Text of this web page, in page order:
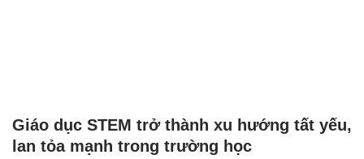
Giáo dục STEM trở thành xu hướng tất yếu,
lan tỏa mạnh trong trường học